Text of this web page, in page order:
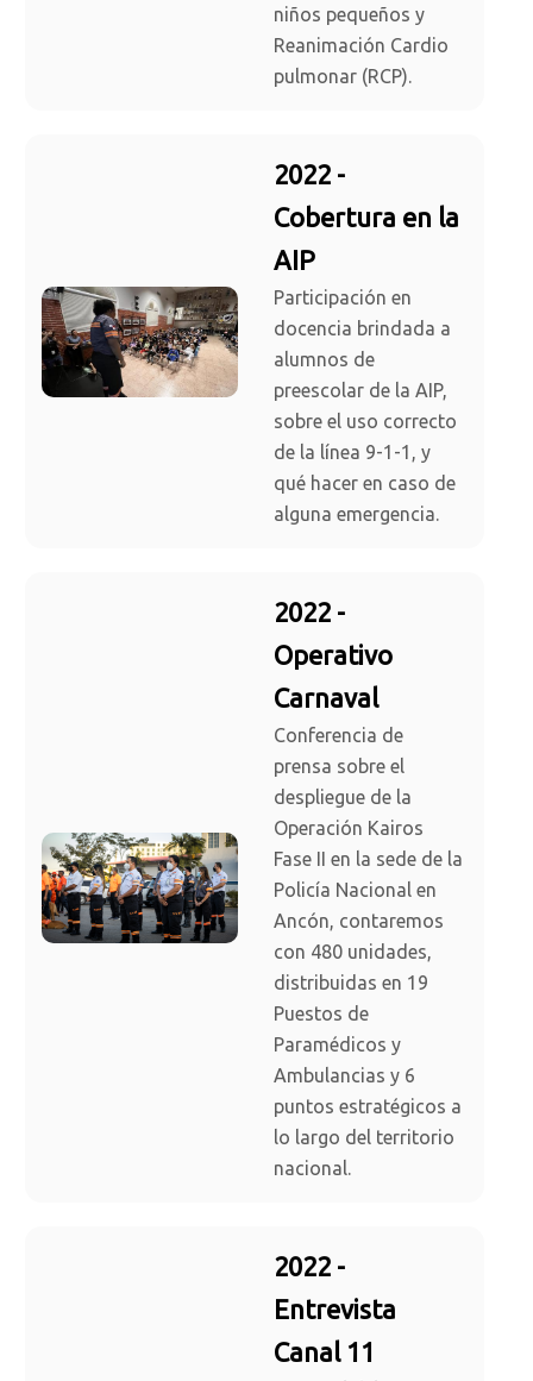
niños pequeños y
Reanimación Cardio
pulmonar (RCP).
2022 -
Cobertura en la
AIP
Participación en
docencia brindada a
alumnos de
preescolar de la AIP,
sobre el uso correcto
de la línea 9-1-1, y
qué hacer en caso de
alguna emergencia.
2022 -
Operativo
Carnaval
Conferencia de
prensa sobre el
despliegue de la
Operación Kairos
Fase II en la sede de la
Policía Nacional en
Ancón, contaremos
con 480 unidades,
distribuidas en 19
Puestos de
Paramédicos y
Ambulancias y 6
puntos estratégicos a
lo largo del territorio
nacional.
2022 -
Entrevista
Canal 11